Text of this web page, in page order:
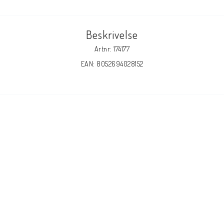
Beskrivelse
Artnr: 174177
EAN: 8052694028152